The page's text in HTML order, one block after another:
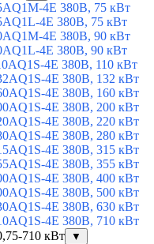
4E 380В, 75 кВт
4E 380В, 75 кВт
4E 380В, 90 кВт
4E 380В, 90 кВт
4E 380В, 110 кВт
4E 380В, 132 кВт
4E 380В, 160 кВт
4E 380В, 200 кВт
4E 380В, 220 кВт
4E 380В, 280 кВт
4E 380В, 315 кВт
4E 380В, 355 кВт
4E 380В, 400 кВт
4E 380В, 500 кВт
4E 380В, 630 кВт
4E 380В, 710 кВт
710 кВт
▼